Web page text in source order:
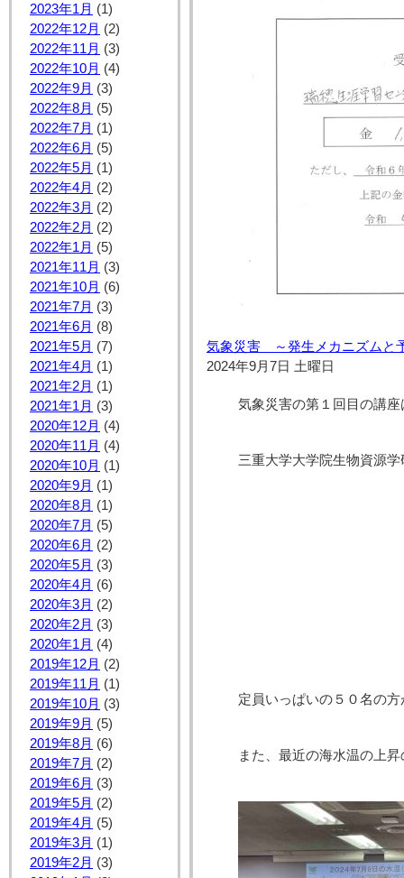
2023年1月 (1)
2022年12月 (2)
2022年11月 (3)
2022年10月 (4)
2022年9月 (3)
2022年8月 (5)
2022年7月 (1)
2022年6月 (5)
2022年5月 (1)
2022年4月 (2)
2022年3月 (2)
2022年2月 (2)
2022年1月 (5)
2021年11月 (3)
2021年10月 (6)
2021年7月 (3)
2021年6月 (8)
2021年5月 (7)
2021年4月 (1)
2021年2月 (1)
2021年1月 (3)
2020年12月 (4)
2020年11月 (4)
2020年10月 (1)
2020年9月 (1)
2020年8月 (1)
2020年7月 (5)
2020年6月 (2)
2020年5月 (3)
2020年4月 (6)
2020年3月 (2)
2020年2月 (3)
2020年1月 (4)
2019年12月 (2)
2019年11月 (1)
2019年10月 (3)
2019年9月 (5)
2019年8月 (6)
2019年7月 (2)
2019年6月 (3)
2019年5月 (2)
2019年4月 (5)
2019年3月 (1)
2019年2月 (3)
気象災害 ～発生メカニズム
2024年9月7日 土曜日
気象災害の第１回目の講
三重大学大学院生物資源
定員いっぱいの５０名の
また、最近の海水温の上